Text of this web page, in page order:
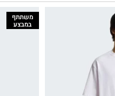
משתתף
במבצע